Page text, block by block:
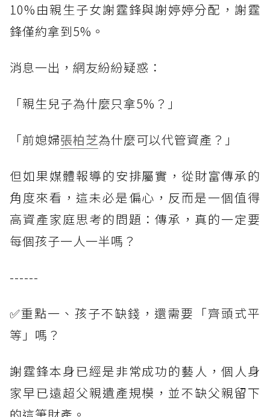
10%由親生子女謝霆鋒與謝婷婷分配，謝霆
鋒僅約拿到5%。
消息一出，網友紛紛疑惑：
「親生兒子為什麼只拿5%？」
「前媳婦張柏芝為什麼可以代管資產？」
但如果媒體報導的安排屬實，從財富傳承的
角度來看，這未必是偏心，反而是一個值得
高資產家庭思考的問題：傳承，真的一定要
每個孩子一人一半嗎？
------
✅重點一、孩子不缺錢，還需要「齊頭式平
等」嗎？
謝霆鋒本身已經是非常成功的藝人，個人身
家早已遠超父親遺產規模，並不缺父親留下